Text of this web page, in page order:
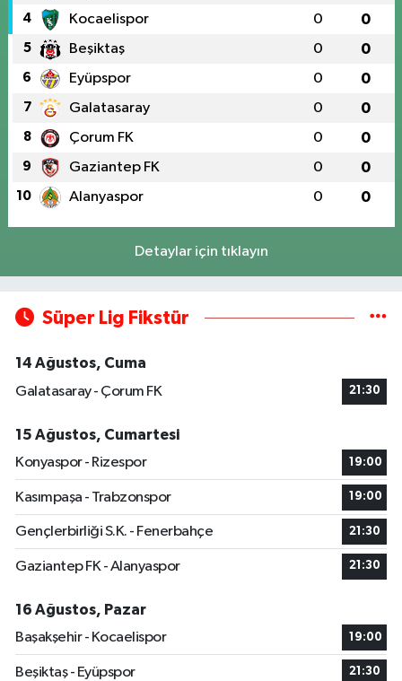
4 Kocaelispor 0 0
5 Beşiktaş 0 0
6 Eyüpspor 0 0
7 Galatasaray 0 0
8 Çorum FK 0 0
9 Gaziantep FK 0 0
10 Alanyaspor 0 0
Detaylar için tıklayın
Süper Lig Fikstür
14 Ağustos, Cuma
Galatasaray - Çorum FK
21:30
15 Ağustos, Cumartesi
Konyaspor - Rizespor
19:00
Kasımpaşa - Trabzonspor 19:00
Gençlerbirliği S.K. - Fenerbahçe 21:30
Gaziantep FK - Alanyaspor 21:30
16 Ağustos, Pazar
Başakşehir - Kocaelispor
19:00
Beşiktaş - Eyüpspor 21:30